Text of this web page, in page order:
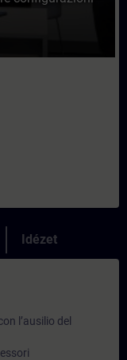
Idézet
l’ausilio del